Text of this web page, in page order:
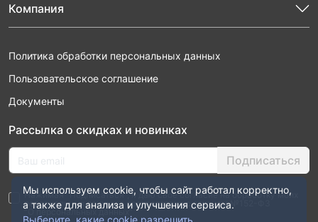
Компания
Политика обработки персональных данных
Пользовательское соглашение
Документы
Рассылка о скидках и новинках
Подписаться
Нажимая “Подписаться”, я даю свое согласие на обработку моих
персональных данных в соответствии с законом №152-ФЗ
“О персональных данных”
Мы используем cookie, чтобы сайт работал корректно,
а также для анализа и улучшения сервиса.
Выберите, какие cookie разрешить